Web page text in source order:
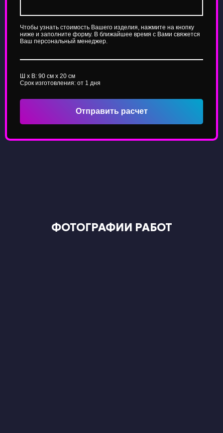
Чтобы узнать стоимость Вашего изделия, нажмите на кнопку
ниже и заполните форму. В ближайшее время с Вами свяжется
Ваш персональный менеджер.
Ш x В: 90 см x 20 см
Срок изготовления: от 1 дня
Отправить расчет
ФОТОГРАФИИ РАБОТ